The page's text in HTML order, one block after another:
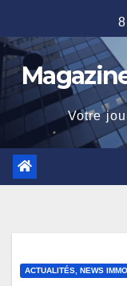
to
content
Votre
ACTUALITÉS, NEWS